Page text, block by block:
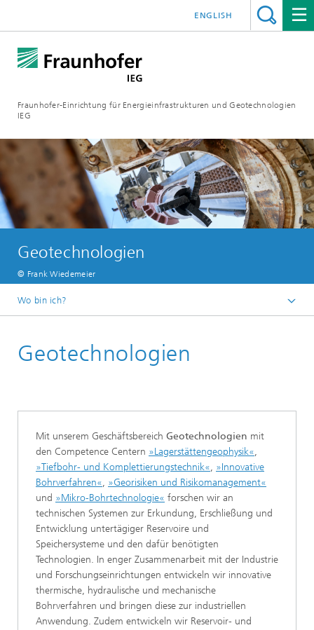
Fraunhofer-Einrichtung für Energieinfrastrukturen und Geotechnologien
IEG
ENGLISH
Geotechnologien
© Frank Wiedemeier
Wo bin ich?
Forschungsthemen
Geotechnologien
Mit unserem Geschäftsbereich Geotechnologien mit
den Competence Centern »Lagerstättengeophysik«,
»Tiefbohr- und Komplettierungstechnik«, »Innovative
Bohrverfahren«, »Georisiken und Risikomanagement«
und »Mikro-Bohrtechnologie« forschen wir an
technischen Systemen zur Erkundung, Erschließung und
Entwicklung untertägiger Reservoire und
Speichersysteme und den dafür benötigten
Technologien. In enger Zusammenarbeit mit der Industrie
und Forschungseinrichtungen entwickeln wir innovative
thermische, hydraulische und mechanische
Bohrverfahren und bringen diese zur industriellen
Anwendung. Zudem entwickeln wir Reservoir- und